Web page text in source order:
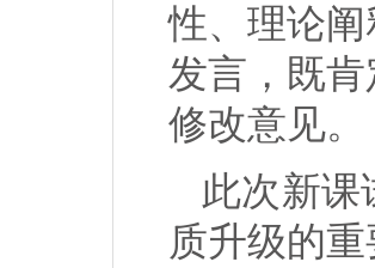
性、理论
发言，既
修改意见。
此次新课
质升级的